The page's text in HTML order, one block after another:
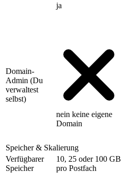
ja
Domain-
Admin (Du
verwaltest
selbst)
nein keine eigene
Domain
Speicher & Skalierung
Verfügbarer
Speicher
10, 25 oder 100 GB
pro Postfach